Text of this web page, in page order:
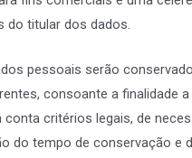
do titular dos dados.
pessoais serão
consoante a finalidade
conta critérios legais, de
do tempo de conservação e